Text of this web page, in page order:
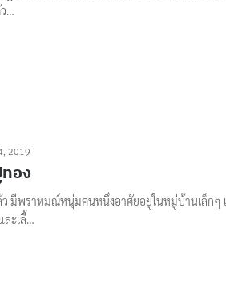
2019
อง
มีพราหมณ์หนุ่มคนหนึ่งอาศัยอยู่ในหมู่บ้านเล็กๆ
ละเลี้…